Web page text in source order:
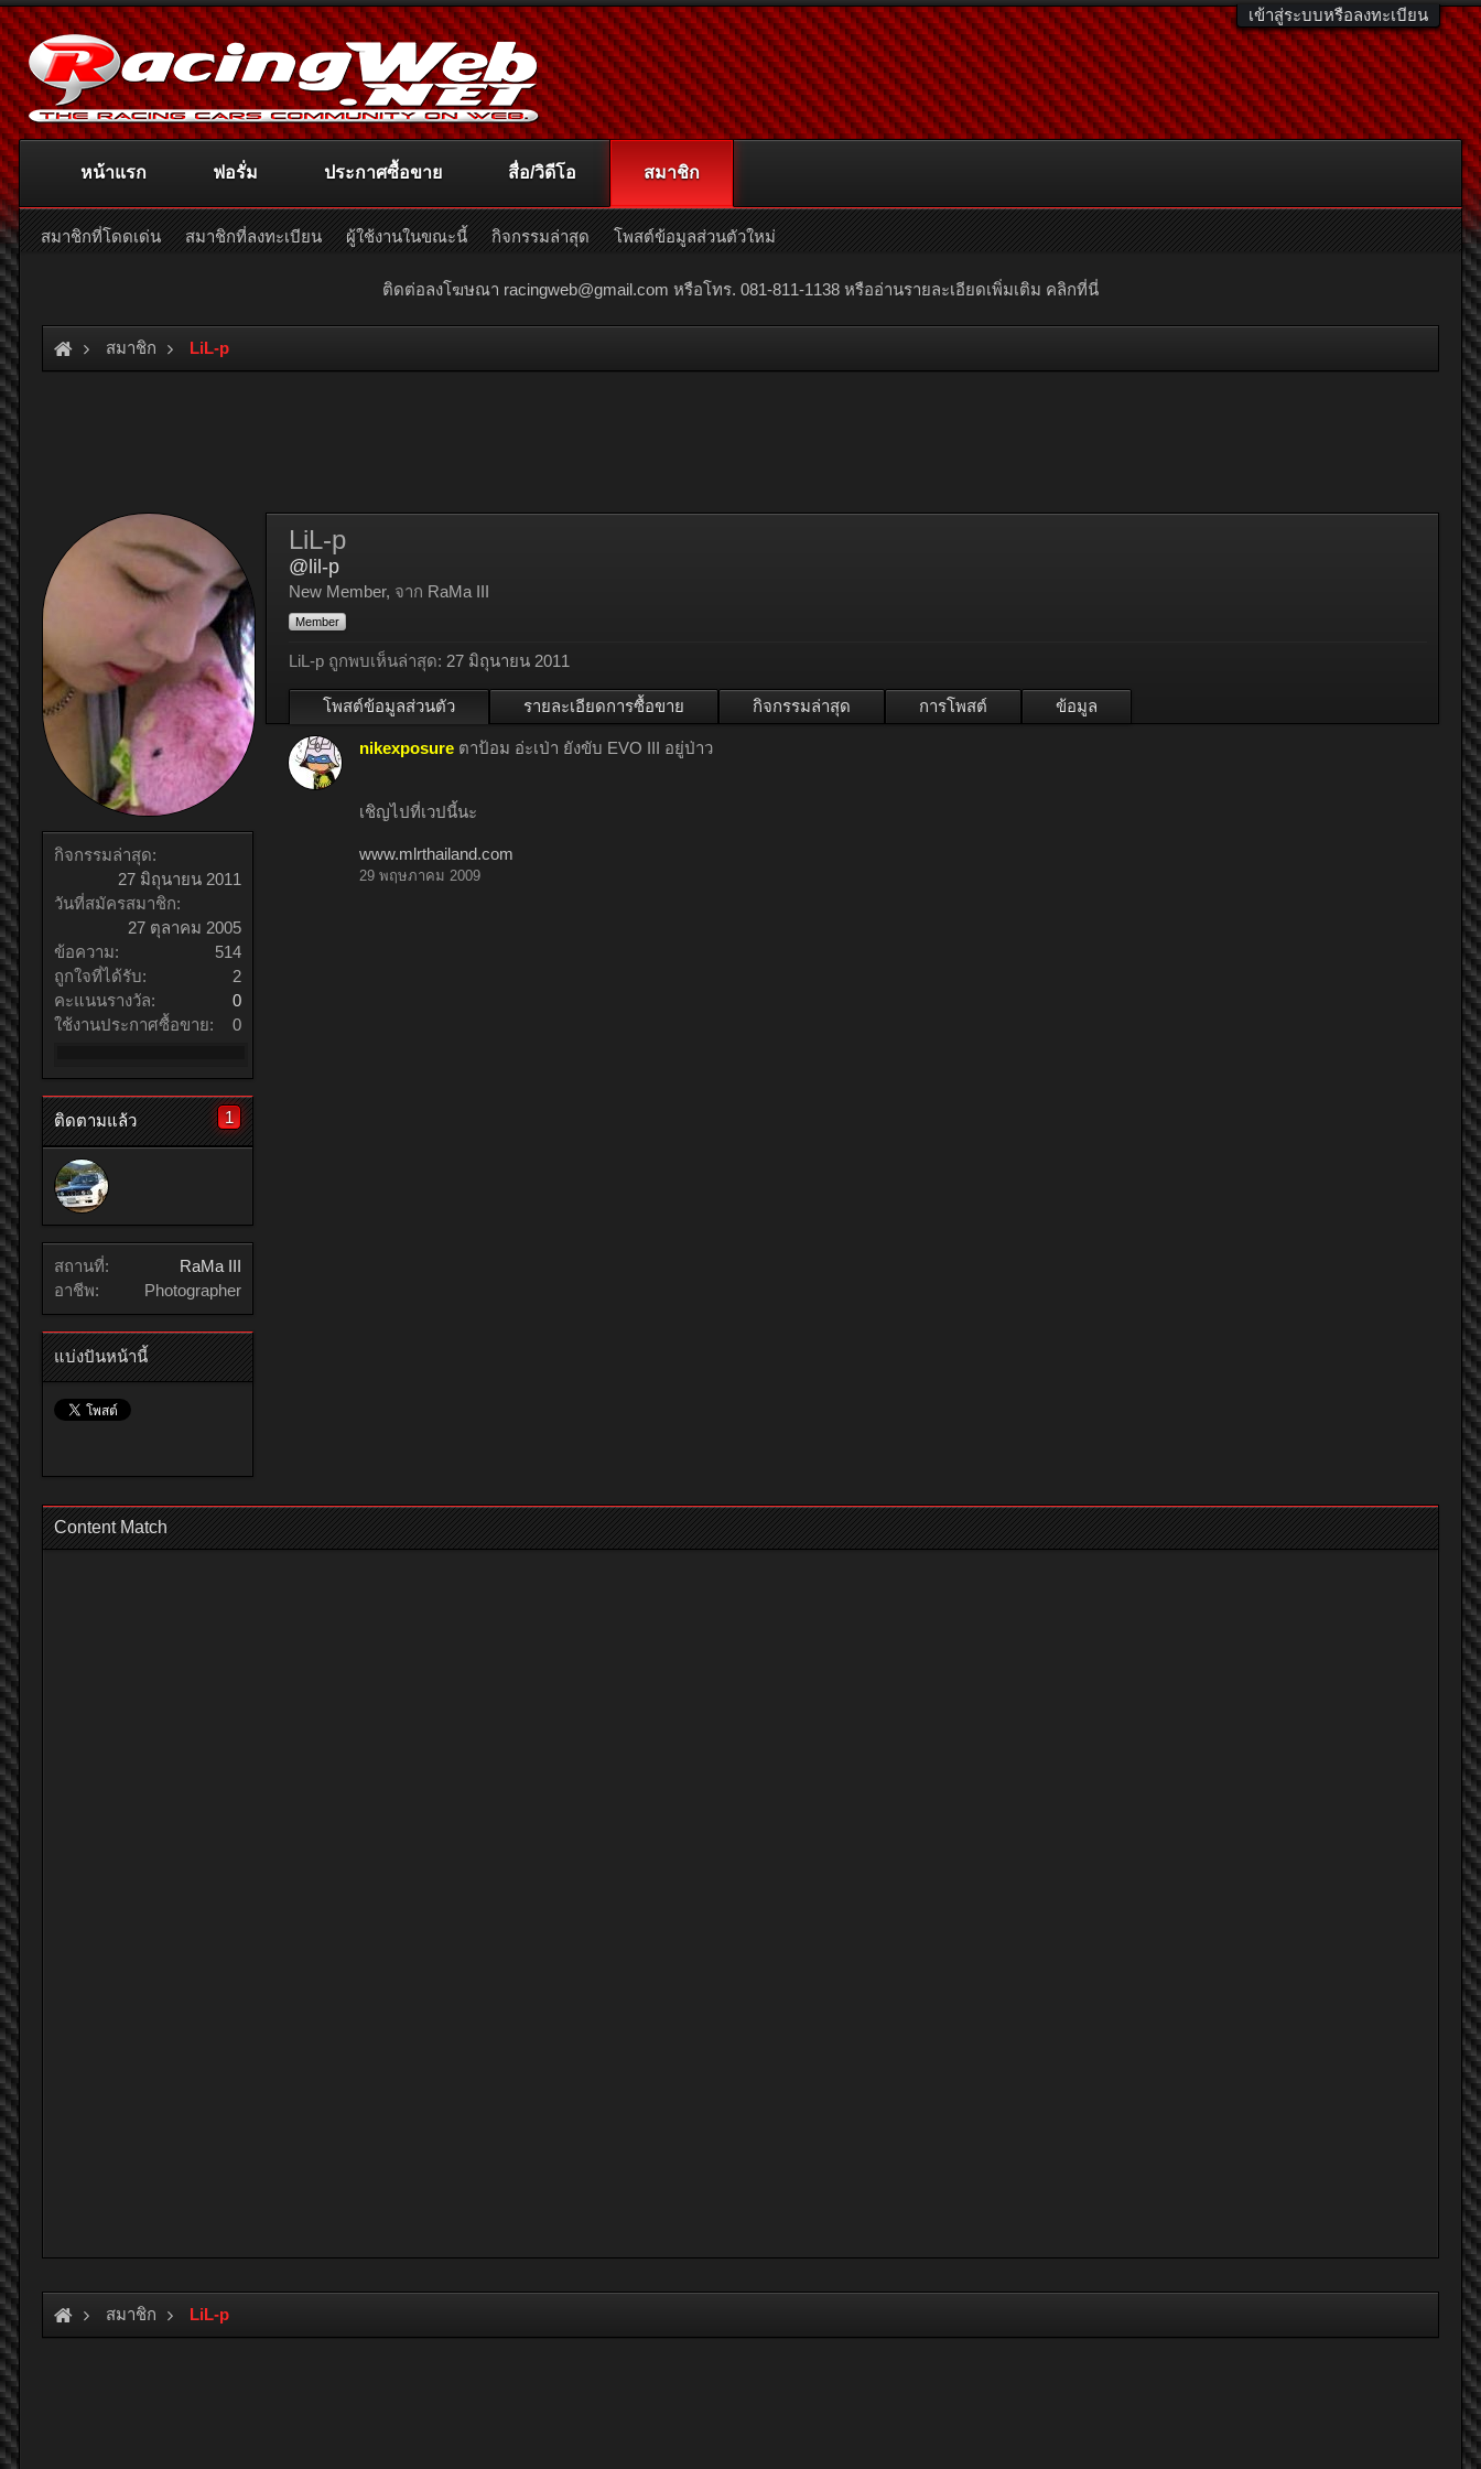
เข้าสู่ระบบหรือลงทะเบียน
ติดต่อลงโฆษณา racingweb@gmail.com หรือโทร. 081-811-1138 หรืออ่านรายละเอียดเพิ่มเติม คลิกที่นี่
สมาชิก LiL-p
กิจกรรมล่าสุด:
27 มิถุนายน 2011
วันที่สมัครสมาชิก:
27 ตุลาคม 2005
ข้อความ:
514
ถูกใจที่ได้รับ:
2
คะแนนรางวัล:
0
ใช้งานประกาศซื้อขาย:
0
ติดตามแล้ว 1
สถานที่:
RaMa III
อาชีพ:
Photographer
แบ่งปันหน้านี้
LiL-p
@lil-p
New Member, จาก RaMa III
Member
LiL-p ถูกพบเห็นล่าสุด: 27 มิถุนายน 2011
โพสต์ข้อมูลส่วนตัว รายละเอียดการซื้อขาย กิจกรรมล่าสุด การโพสต์ ข้อมูล
nikexposure ตาป้อม อ่ะเป่า ยังขับ EVO III อยู่ป่าว
เชิญไปที่เวปนี้นะ
www.mlrthailand.com
29 พฤษภาคม 2009
Content Match
สมาชิก LiL-p
หน้าแรก ฟอรั่ม ประกาศซื้อขาย สื่อ/วิดีโอ สมาชิก
สมาชิกที่โดดเด่น สมาชิกที่ลงทะเบียน ผู้ใช้งานในขณะนี้ กิจกรรมล่าสุด โพสต์ข้อมูลส่วนตัวใหม่